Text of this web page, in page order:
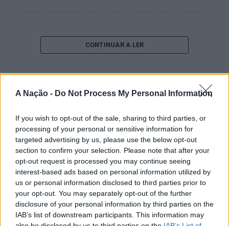
A Nação - Do Not Process My Personal Information
If you wish to opt-out of the sale, sharing to third parties, or
processing of your personal or sensitive information for
targeted advertising by us, please use the below opt-out
section to confirm your selection. Please note that after your
opt-out request is processed you may continue seeing
interest-based ads based on personal information utilized by
us or personal information disclosed to third parties prior to
your opt-out. You may separately opt-out of the further
disclosure of your personal information by third parties on the
IAB’s list of downstream participants. This information may
de um lugar no quadro principal. A cerimónia de
abertura contou com a presença do presidente da
acompanhado pelo executivo municipal, assinalando o
concelho no centro do calendário internacional do
Apesar das desistências de última hora de jogadores
como Casper Ruud (Noruega), Alejandro Davidovich
Fokina (Espanha) e Matteo Arnaldi (Itália), a prova
apresentou um quadro competitivo de elevado nível,
liderado pelo russo Andrey Rublev, primeiro cabeça de
série, pelo italiano Luciano Darderi, pelo chileno
Alejandro Tabilo e pelo belga Alexander Blockx.
Um dos momentos mais aguardados da semana foi
CONTINUAR A LER
ATUALIDADE
Internacional de Artes e Ofícios”
promete afirmar artesanato,
património e inovação como
“motores de desenvolvimento
económico e cultural” do município
português